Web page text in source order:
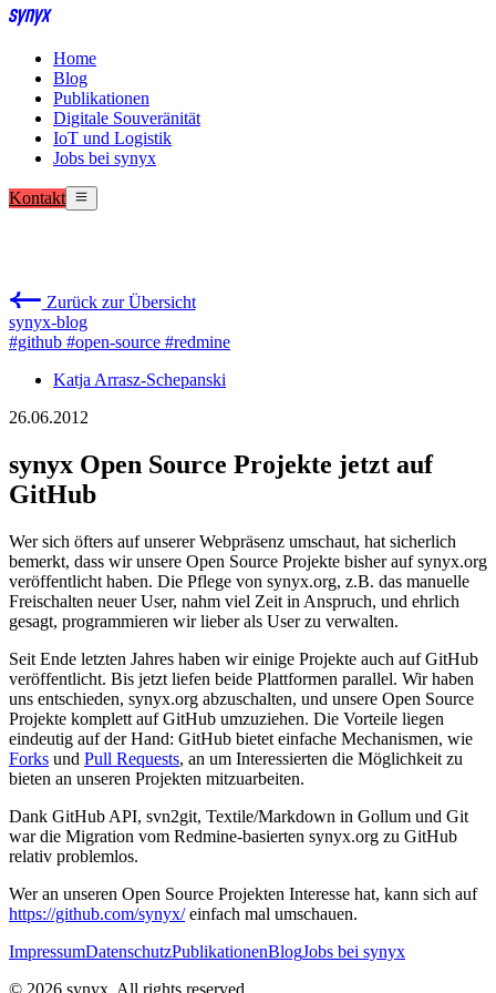
Home
Blog
Publikationen
Digitale Souveränität
IoT und Logistik
Jobs bei synyx
Kontakt
Zurück zur Übersicht
synyx-blog
#github #open-source #redmine
Katja Arrasz-Schepanski
26.06.2012
synyx Open Source Projekte jetzt auf
GitHub
Wer sich öfters auf unserer Webpräsenz umschaut, hat sicherlich
bemerkt, dass wir unsere Open Source Projekte bisher auf synyx.org
veröffentlicht haben. Die Pflege von synyx.org, z.B. das manuelle
Freischalten neuer User, nahm viel Zeit in Anspruch, und ehrlich
gesagt, programmieren wir lieber als User zu verwalten.
Seit Ende letzten Jahres haben wir einige Projekte auch auf GitHub
veröffentlicht. Bis jetzt liefen beide Plattformen parallel. Wir haben
uns entschieden, synyx.org abzuschalten, und unsere Open Source
Projekte komplett auf GitHub umzuziehen. Die Vorteile liegen
eindeutig auf der Hand: GitHub bietet einfache Mechanismen, wie
Forks und Pull Requests, an um Interessierten die Möglichkeit zu
bieten an unseren Projekten mitzuarbeiten.
Dank GitHub API, svn2git, Textile/Markdown in Gollum und Git
war die Migration vom Redmine-basierten synyx.org zu GitHub
relativ problemlos.
Wer an unseren Open Source Projekten Interesse hat, kann sich auf
https://github.com/synyx/einfach mal umschauen.
ImpressumDatenschutzPublikationenBlogJobs bei synyx